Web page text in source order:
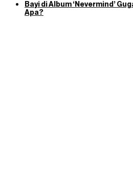
Bayi di Album ‘Nevermind’
Apa?